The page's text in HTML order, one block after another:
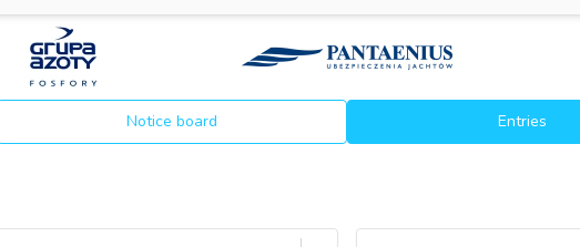
Notice board Entries